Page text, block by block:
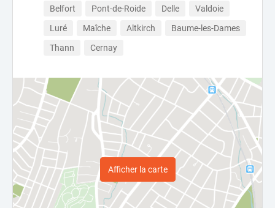
Belfort
Pont-de-Roide Delle
Valdoie
Luré
Maîche Altkirch
Baume-les-Dames
Thann
Cernay
Afficher la carte